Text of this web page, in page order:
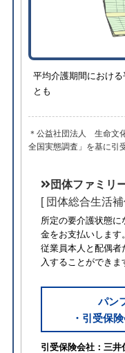
平均介護期間におけ
とも
＊公益社団法人 生命文
全国実態調査」を基に引
団体ファミリ
[ 団体総合生活
所定の要介護状態
金をお支払いします。
従業員本人と配偶者
入することができま
パン
・引受保
引受保険会社：三